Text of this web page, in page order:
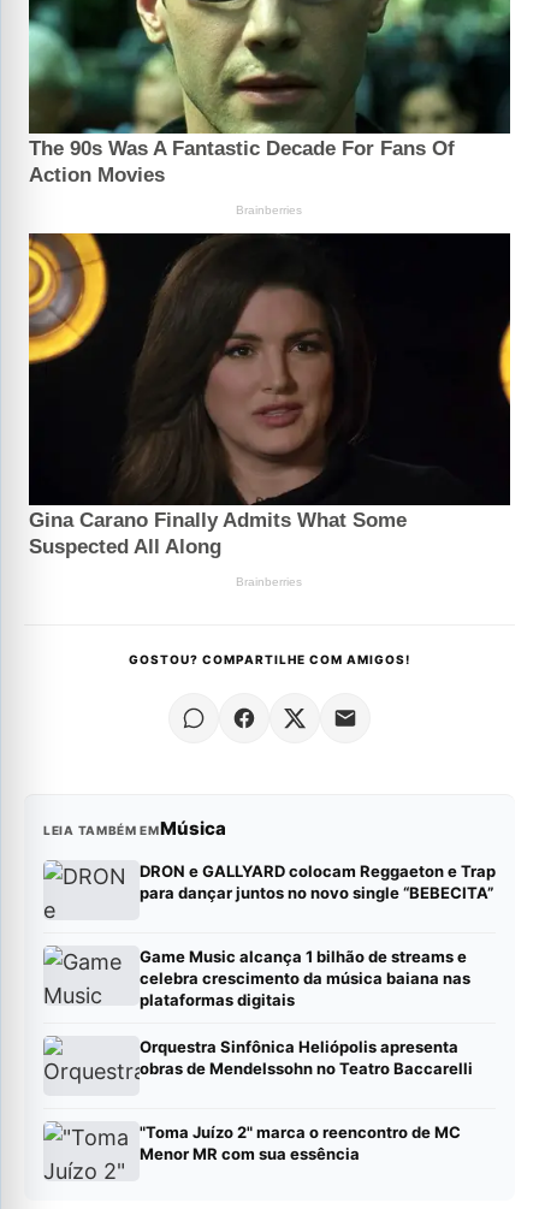
GOSTOU? COMPARTILHE COM AMIGOS!
LEIA TAMBÉM EMMúsica
DRON e GALLYARD colocam Reggaeton e Trap
para dançar juntos no novo single “BEBECITA”
Game Music alcança 1 bilhão de streams e
celebra crescimento da música baiana nas
plataformas digitais
Orquestra Sinfônica Heliópolis apresenta
obras de Mendelssohn no Teatro Baccarelli
"Toma Juízo 2" marca o reencontro de MC
Menor MR com sua essência